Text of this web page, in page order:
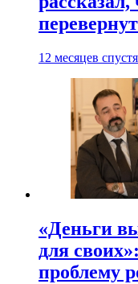
12 месяцев спустя
«Деньги
для
проблему